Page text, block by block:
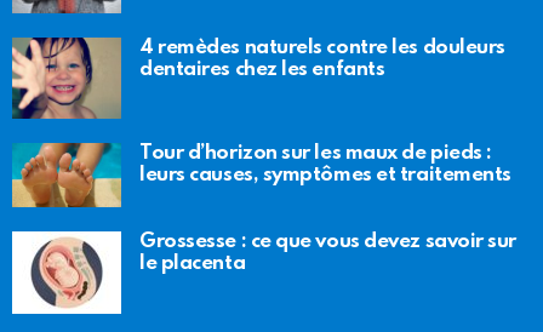
4 remèdes naturels contre les douleurs
dentaires chez les enfants
Tour d’horizon sur les maux de pieds :
leurs causes, symptômes et traitements
Grossesse : ce que vous devez savoir sur
le placenta